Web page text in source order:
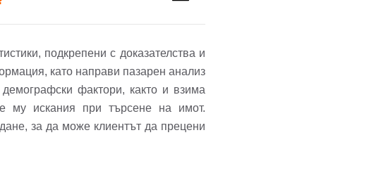
подкрепени с доказателства и
като направи пазарен анализ
фактори, както и взима
му искания при търсене на имот.
за да може клиентът да прецени